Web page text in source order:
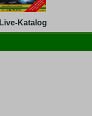
Live-Katalog